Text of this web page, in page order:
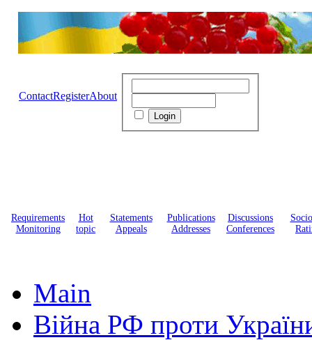
ContactRegisterAbout
Requirements
Monitoring
Hot
topic
Statements
Appeals
Publications
Addresses
Discussions
Conferences
Main
Війна РФ проти